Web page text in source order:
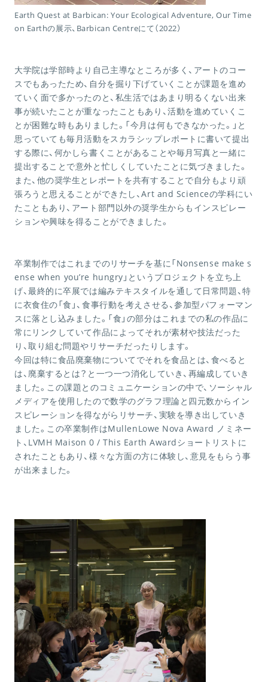
Earth Quest at Barbican: Your Ecological Adventure, Our Time
on Earthの展示、Barbican Centreにて（2022）
大学院は学部時より自己主導なところが多く、アートのコー
スでもあったため、自分を掘り下げていくことが課題を進め
ていく面で多かったのと、私生活ではあまり明るくない出来
事が続いたことが重なったこともあり、活動を進めていくこ
とが困難な時もありました。「今月は何もできなかった。」と
思っていても毎月活動をスカラシップレポートに書いて提出
する際に、何かしら書くことがあることや毎月写真と一緒に
提出することで意外と忙しくしていたことに気づきました。
また、他の奨学生とレポートを共有することで自分もより頑
張ろうと思えることができたし、Art and Scienceの学科にい
たこともあり、アート部門以外の奨学生からもインスピレー
ションや興味を得ることができました。
卒業制作ではこれまでのリサーチを基に「Nonsense make s
ense when you’re hungry」というプロジェクトを立ち上
げ、最終的に卒展では編みテキスタイルを通して日常問題、特
に衣食住の「食」、食事行動を考えさせる、参加型パフォーマン
スに落とし込みました。「食」の部分はこれまでの私の作品に
常にリンクしていて作品によってそれが素材や技法だった
り、取り組む問題やリサーチだったりします。
今回は特に食品廃棄物についてでそれを食品とは、食べると
は、廃棄するとは？と一つ一つ消化していき、再編成していき
ました。この課題とのコミュニケーションの中で、ソーシャル
メディアを使用したので数学のグラフ理論と四元数からイン
スピレーションを得ながらリサーチ、実験を導き出していき
ました。この卒業制作はMullenLowe Nova Award ノミネー
ト、LVMH Maison 0 / This Earth Awardショートリストに
されたこともあり、様々な方面の方に体験し、意見をもらう事
が出来ました。